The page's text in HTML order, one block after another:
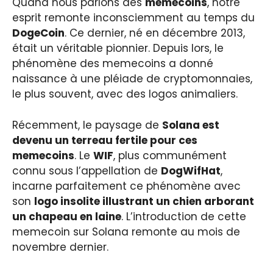
esprit remonte inconsciemment au temps du
DogeCoin. Ce dernier, né en décembre 2013,
était un véritable pionnier. Depuis lors, le
phénomène des memecoins a donné
naissance à une pléiade de cryptomonnaies,
le plus souvent, avec des logos animaliers.
Récemment, le paysage de Solana est
devenu un terreau fertile pour ces
memecoins. Le WIF, plus communément
connu sous l’appellation de DogWifHat,
incarne parfaitement ce phénomène avec
son logo insolite illustrant un chien arborant
un chapeau en laine. L’introduction de cette
memecoin sur Solana remonte au mois de
novembre dernier.